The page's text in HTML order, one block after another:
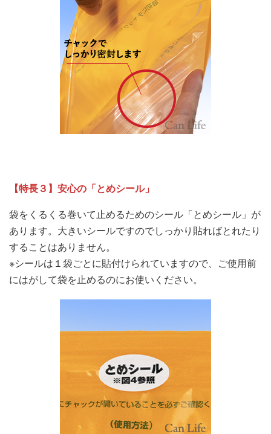
【特長３】安心の「とめシール」
袋をくるくる巻いて止めるためのシール「とめシール」が
あります。大きいシールですのでしっかり貼ればとれたり
することはありません。
※シールは１袋ごとに貼付けられていますので、ご使用前
にはがして袋を止めるのにお使いください。